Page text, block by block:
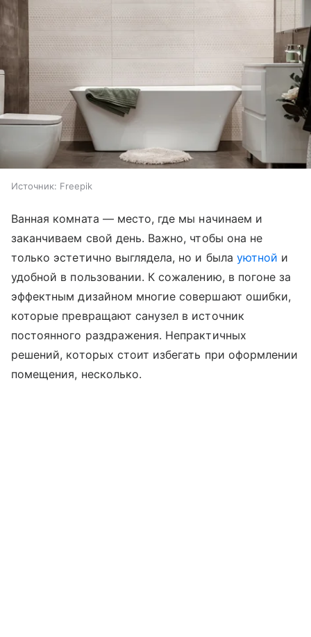
Источник: Freepik
Ванная комната — место, где мы начинаем и
заканчиваем свой день. Важно, чтобы она не
только эстетично выглядела, но и была уютной и
удобной в пользовании. К сожалению, в погоне за
эффектным дизайном многие совершают ошибки,
которые превращают санузел в источник
постоянного раздражения. Непрактичных
решений, которых стоит избегать при оформлении
помещения, несколько.